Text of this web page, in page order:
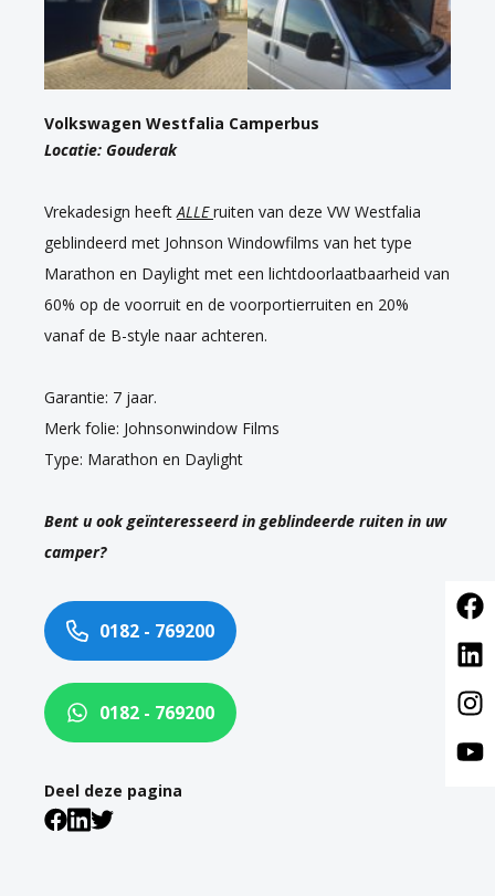
Volkswagen Westfalia Camperbus
Locatie: Gouderak
Vrekadesign heeftALLEruiten van deze VW Westfalia
geblindeerd met Johnson Windowfilms van het type
Marathon en Daylight met een lichtdoorlaatbaarheid van
60% op de voorruit en de voorportierruiten en 20%
vanaf de B-style naar achteren.
Garantie: 7 jaar.
Merk folie: Johnsonwindow Films
Type: Marathon en Daylight
Bent u ook geïnteresseerd in geblindeerde ruiten in uw
camper?
0182 - 769200
0182 - 769200
Deel deze pagina